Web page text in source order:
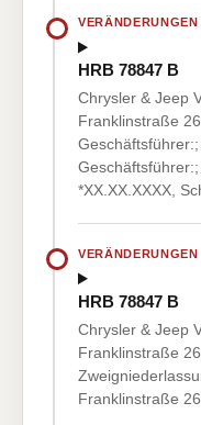
VERÄNDERUNGEN
HRB 78847 B
Chrysler & Jeep
Franklinstraße
*XX.XX.XXXX,
VERÄNDERUNGEN
HRB 78847 B
Chrysler & Jeep
Franklinstraße
Franklinstraße